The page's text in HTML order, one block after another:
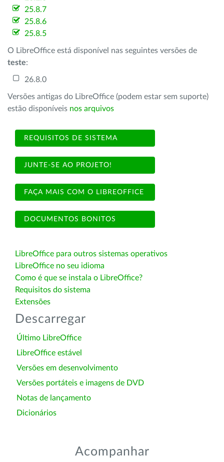
25.8.7
25.8.6
25.8.5
O LibreOffice está disponível nas seguintes versões de
teste:
26.8.0
Versões antigas do LibreOffice (podem estar sem suporte)
estão disponíveis nos arquivos
REQUISITOS DE SISTEMA
JUNTE-SE AO PROJETO!
FAÇA MAIS COM O LIBREOFFICE
DOCUMENTOS BONITOS
LibreOffice para outros sistemas operativos
LibreOffice no seu idioma
Como é que se instala o LibreOffice?
Requisitos do sistema
Extensões
Descarregar
Último LibreOffice
LibreOffice estável
Versões em desenvolvimento
Versões portáteis e imagens de DVD
Notas de lançamento
Dicionários
Acompanhar